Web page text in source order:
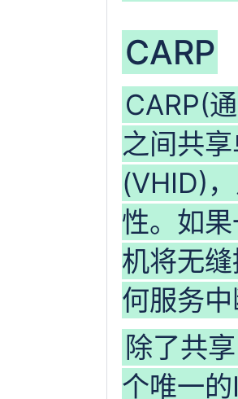
CARP
CARP(
之间共
(VHID)
性。如
机将无
何服务
除了共
个唯一